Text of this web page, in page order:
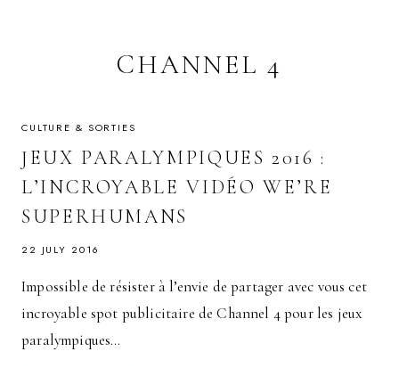
CHANNEL 4
CULTURE & SORTIES
JEUX PARALYMPIQUES 2016 :
L’INCROYABLE VIDÉO WE’RE
SUPERHUMANS
22 JULY 2016
Impossible de résister à l’envie de partager avec vous cet
incroyable spot publicitaire de Channel 4 pour les jeux
paralympiques…